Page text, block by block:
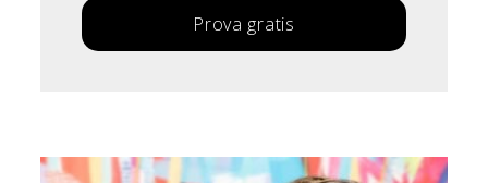
Prova gratis